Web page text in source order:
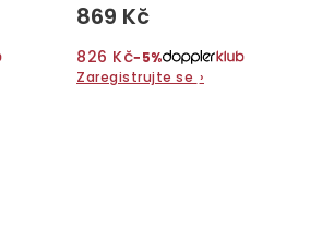
869 Kč
826 Kč−5%
Zaregistrujte se ›